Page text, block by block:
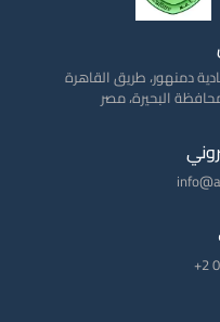
دمنهور، طريق القاهرة
البحيرة، مصر
+2